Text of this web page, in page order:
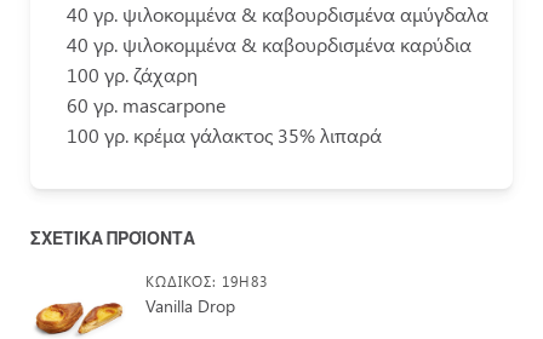
40 γρ. ψιλοκομμένα & καβουρδισμένα αμύγδαλα
40 γρ. ψιλοκομμένα & καβουρδισμένα καρύδια
100 γρ. ζάχαρη
60 γρ. mascarpone
100 γρ. κρέμα γάλακτος 35% λιπαρά
ΣΧΕΤΙΚΆ ΠΡΟΪΌΝΤΑ
ΚΩΔΙΚΌΣ: 19H83
Vanilla Drop